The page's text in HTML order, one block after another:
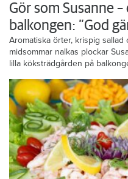
Gör som Susanne
balkongen: ”God
Aromatiska örter, krispig
midsommar nalkas plockar
lilla köksträdgården på